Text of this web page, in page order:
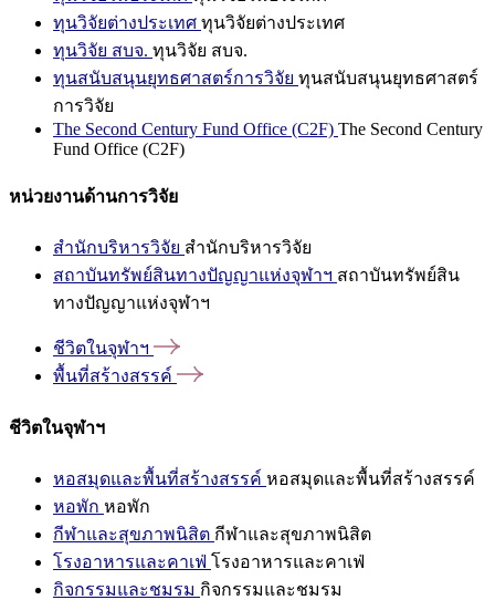
ทุนวิจัยต่างประเทศ ทุนวิจัยต่างประเทศ
ทุนวิจัย สบจ. ทุนวิจัย สบจ.
ทุนสนับสนุนยุทธศาสตร์การวิจัย ทุนสนับสนุนยุทธศาสตร์
การวิจัย
The Second Century Fund Office (C2F) The Second Century
Fund Office (C2F)
หน่วยงานด้านการวิจัย
สำนักบริหารวิจัย สำนักบริหารวิจัย
สถาบันทรัพย์สินทางปัญญาแห่งจุฬาฯ สถาบันทรัพย์สิน
ทางปัญญาแห่งจุฬาฯ
ชีวิตในจุฬาฯ
พื้นที่สร้างสรรค์
ชีวิตในจุฬาฯ
หอสมุดและพื้นที่สร้างสรรค์ หอสมุดและพื้นที่สร้างสรรค์
หอพัก หอพัก
กีฬาและสุขภาพนิสิต กีฬาและสุขภาพนิสิต
โรงอาหารและคาเฟ่ โรงอาหารและคาเฟ่
กิจกรรมและชมรม กิจกรรมและชมรม